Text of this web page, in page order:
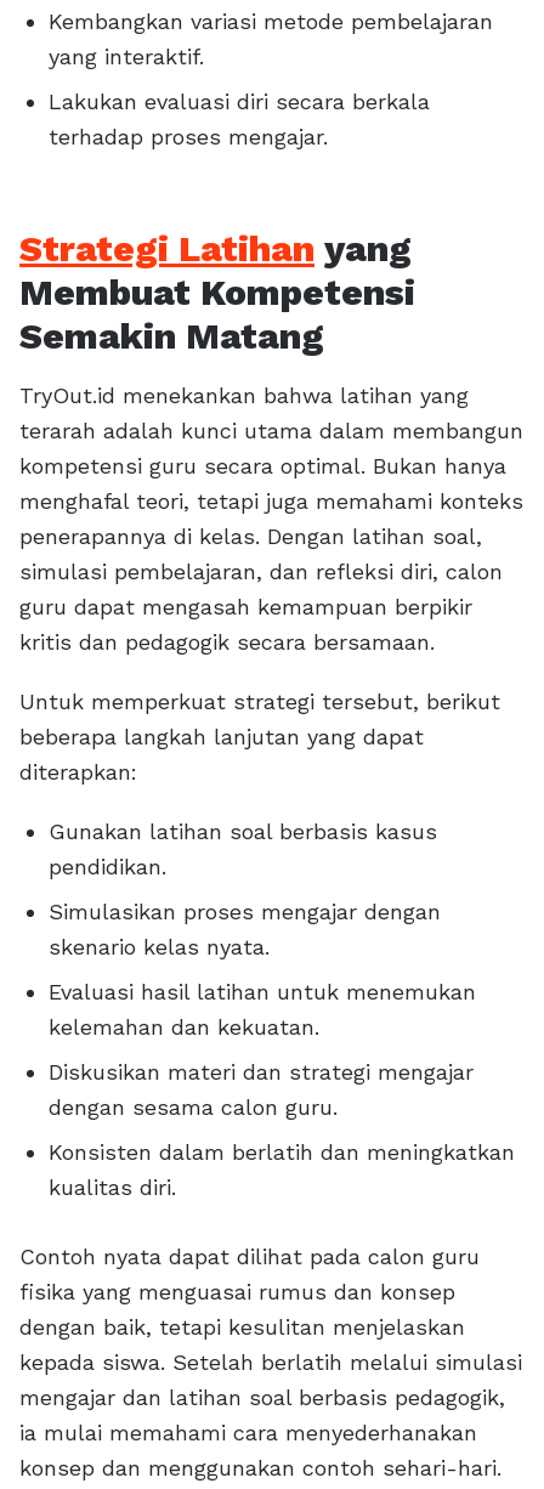
Kembangkan variasi metode pembelajaran
yang interaktif.
Lakukan evaluasi diri secara berkala
terhadap proses mengajar.
Strategi Latihan yang
Membuat Kompetensi
Semakin Matang
TryOut.id menekankan bahwa latihan yang
terarah adalah kunci utama dalam membangun
kompetensi guru secara optimal. Bukan hanya
menghafal teori, tetapi juga memahami konteks
penerapannya di kelas. Dengan latihan soal,
simulasi pembelajaran, dan refleksi diri, calon
guru dapat mengasah kemampuan berpikir
kritis dan pedagogik secara bersamaan.
Untuk memperkuat strategi tersebut, berikut
beberapa langkah lanjutan yang dapat
diterapkan:
Gunakan latihan soal berbasis kasus
pendidikan.
Simulasikan proses mengajar dengan
skenario kelas nyata.
Evaluasi hasil latihan untuk menemukan
kelemahan dan kekuatan.
Diskusikan materi dan strategi mengajar
dengan sesama calon guru.
Konsisten dalam berlatih dan meningkatkan
kualitas diri.
Contoh nyata dapat dilihat pada calon guru
fisika yang menguasai rumus dan konsep
dengan baik, tetapi kesulitan menjelaskan
kepada siswa. Setelah berlatih melalui simulasi
mengajar dan latihan soal berbasis pedagogik,
ia mulai memahami cara menyederhanakan
konsep dan menggunakan contoh sehari-hari.